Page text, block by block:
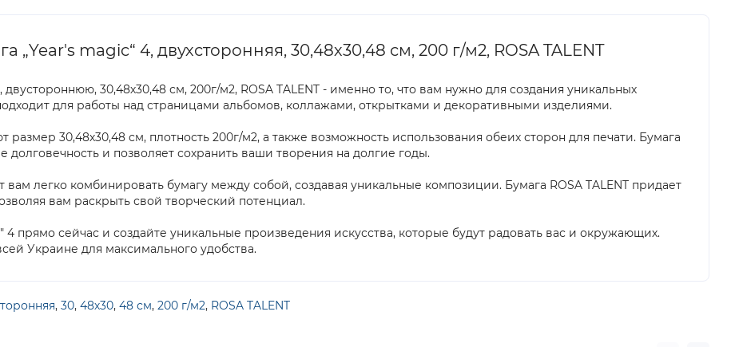
magic“ 4, двухсторонняя, 30,48х30,48 см, 200 г/м2, ROSA TALENT
30,48х30,48 см, 200г/м2, ROSA TALENT - именно то, что вам нужно для создания уникальных
для работы над страницами альбомов, коллажами, открытками и декоративными изделиями.
30,48х30,48 см, плотность 200г/м2, а также возможность использования обеих сторон для печати. Бумага
долговечность и позволяет сохранить ваши творения на долгие годы.
вам легко комбинировать бумагу между собой, создавая уникальные композиции. Бумага ROSA TALENT придает
вам раскрыть свой творческий потенциал.
4 прямо сейчас и создайте уникальные произведения искусства, которые будут радовать вас и окружающих.
Украине для максимального удобства.
, 30, 48х30, 48 см, 200 г/м2, ROSA TALENT